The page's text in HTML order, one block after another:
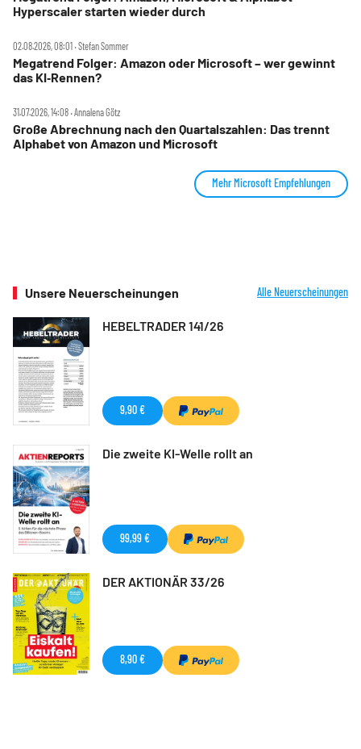
Hyperscaler starten wieder durch
02.08.2026, 08:01 ‧ Stefan Sommer
Megatrend Folger: Amazon oder Microsoft – wer gewinnt
das KI‑Rennen?
31.07.2026, 14:08 ‧ Annalena Götz
Große Abrechnung nach den Quartalszahlen: Das trennt
Alphabet von Amazon und Microsoft
Mehr Microsoft Empfehlungen
Unsere Neuerscheinungen Alle Neuerscheinungen
HEBELTRADER 141/26
9,90 €
Die zweite KI-Welle rollt an
99,99 €
DER AKTIONÄR 33/26
8,90 €